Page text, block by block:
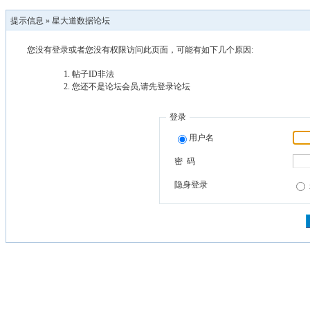
提示信息 » 星大道数据论坛
您没有登录或者您没有权限访问此页面，可能有如下几个原因:
帖子ID非法
您还不是论坛会员,请先登录论坛
登录
用户名
密 码
隐身登录